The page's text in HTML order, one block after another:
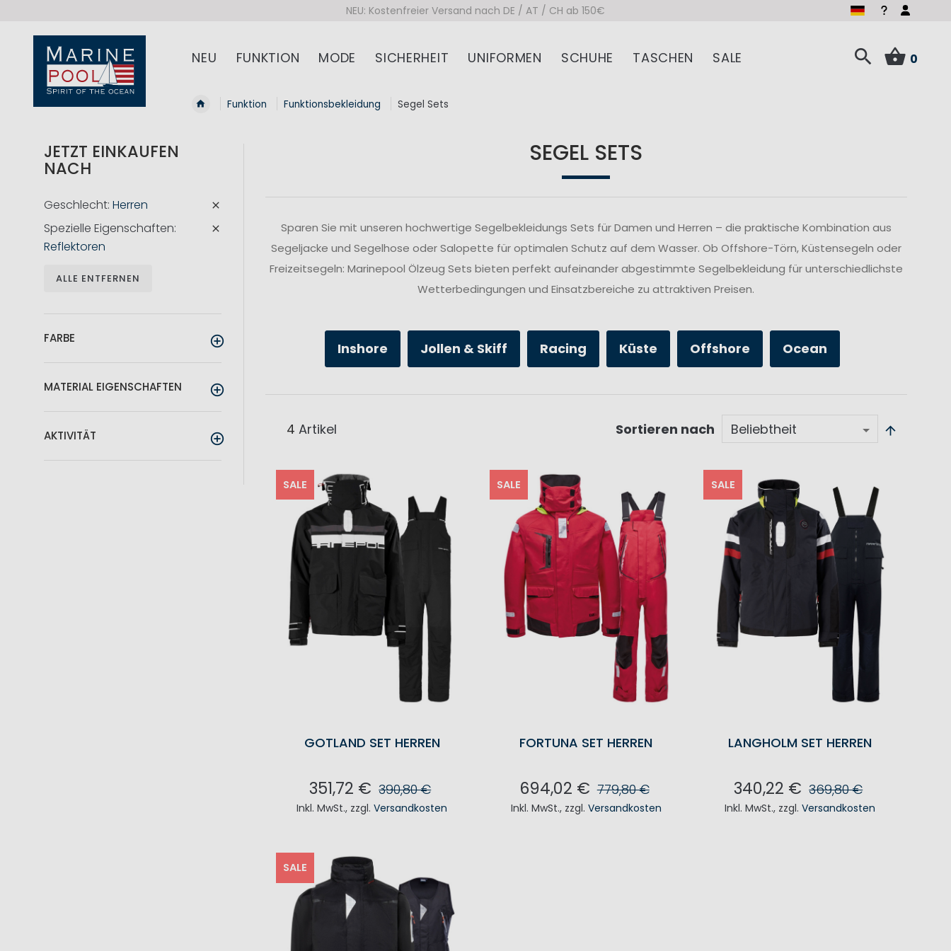
NEU: Kostenfreier Versand nach DE / AT / CH ab 150€
NEU FUNKTION MODE SICHERHEIT UNIFORMEN SCHUHE TASCHEN SALE 0
Funktion Funktionsbekleidung Segel Sets
SEGEL SETS
Sparen Sie mit unseren hochwertige Segelbekleidungs Sets für Damen und Herren – die praktische Kombination aus
Segeljacke und Segelhose oder Salopette für optimalen Schutz auf dem Wasser. Ob Offshore-Törn, Küstensegeln oder
Freizeitsegeln: Marinepool Ölzeug Sets bieten perfekt aufeinander abgestimmte Segelbekleidung für unterschiedlichste
Wetterbedingungen und Einsatzbereiche zu attraktiven Preisen.
Inshore Jollen & Skiff Racing Küste Offshore Ocean
4 Artikel Sortieren nach
SALE
GOTLAND SET HERREN
351,72 € 390,80 €
Inkl. MwSt., zzgl.Versandkosten
SALE
FORTUNA SET HERREN
694,02 € 779,80 €
Inkl. MwSt., zzgl. Versandkosten
SALE
LANGHOLM SET HERREN
340,22 € 369,80 €
Inkl. MwSt., zzgl.Versandkosten
SALE
JETZT EINKAUFEN
NACH
Geschlecht Herren
Spezielle Eigenschaften
Reflektoren
ALLE ENTFERNEN
FARBE
MATERIAL EIGENSCHAFTEN
AKTIVITÄT